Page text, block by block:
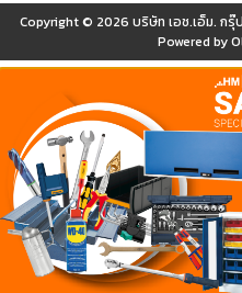
Copyright © 2026 บริษัท เอช.เอ็ม. กรุ๊
Powered by